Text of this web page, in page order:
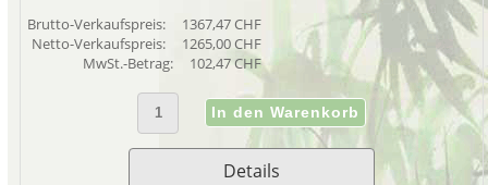
Brutto-Verkaufspreis:
1367,47 CHF
Netto-Verkaufspreis:
1265,00 CHF
MwSt.-Betrag:
102,47 CHF
Details